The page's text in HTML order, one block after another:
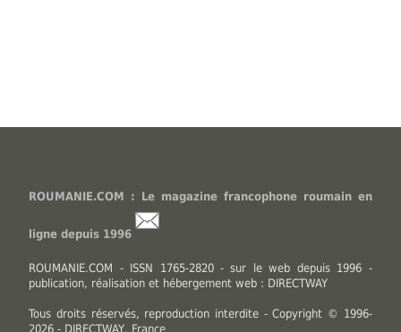
ROUMANIE.COM : Le magazine francophone roumain en
ligne depuis 1996
ROUMANIE.COM - ISSN 1765-2820 - sur le web depuis 1996 -
publication, réalisation et hébergement web : DIRECTWAY
Tous droits réservés, reproduction interdite - Copyright © 1996-
2026 - DIRECTWAY, France